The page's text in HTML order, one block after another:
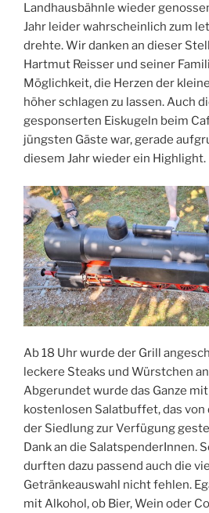
Landhausbähnle wieder
Jahr leider wahrscheinlich zum
drehte. Wir danken an dieser
Hartmut Reisser und seiner
Möglichkeit, die Herzen der
höher schlagen zu lassen. Auch
gesponserten Eiskugeln beim
jüngsten Gäste war, gerade
diesem Jahr wieder ein Highlight.
Ab 18 Uhr wurde der Grill
leckere Steaks und Würstchen
Abgerundet wurde das Ganze
kostenlosen Salatbuffet, das
der Siedlung zur Verfügung
Dank an die SalatspenderInnen.
durften dazu passend auch die
Getränkeauswahl nicht fehlen.
mit Alkohol, ob Bier, Wein oder